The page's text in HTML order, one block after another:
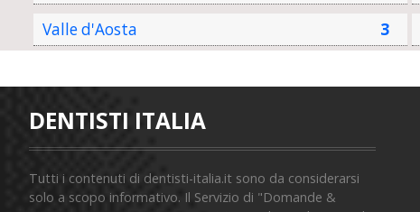
Valle d'Aosta
3
DENTISTI ITALIA
Tutti i contenuti di dentisti-italia.it sono da considerarsi
solo a scopo informativo. Il Servizio di "Domande &